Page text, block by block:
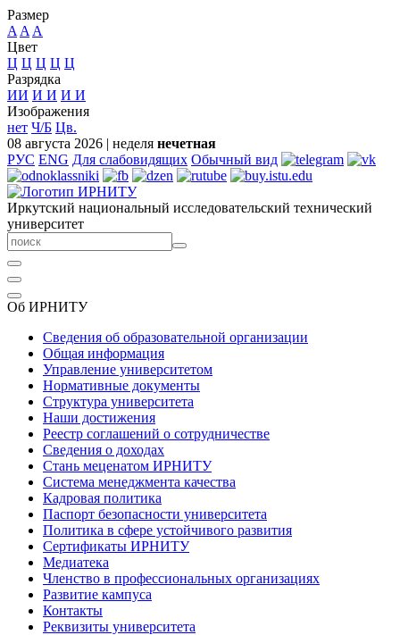
Размер
A A A
Цвет
Ц Ц Ц Ц Ц
Разрядка
ИИ И И И И
Изображения
нет Ч/Б Цв.
08 августа 2026 | неделя нечетная
РУС ENG Для слабовидящих Обычный вид
Иркутский национальный исследовательский технический
университет
Об ИРНИТУ
Сведения об образовательной организации
Общая информация
Управление университетом
Нормативные документы
Структура университета
Наши достижения
Реестр соглашений о сотрудничестве
Сведения о доходах
Стань меценатом ИРНИТУ
Система менеджмента качества
Кадровая политика
Паспорт безопасности университета
Политика в сфере устойчивого развития
Сертификаты ИРНИТУ
Медиатека
Членство в профессиональных организациях
Развитие кампуса
Контакты
Реквизиты университета